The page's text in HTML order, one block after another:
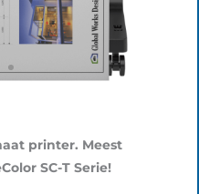
printer. Meest
SC-T Serie!